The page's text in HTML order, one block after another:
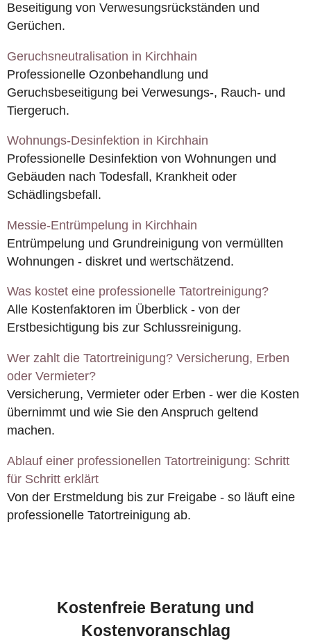
Beseitigung von Verwesungsrückständen und
Gerüchen.
Geruchsneutralisation in Kirchhain
Professionelle Ozonbehandlung und
Geruchsbeseitigung bei Verwesungs-, Rauch- und
Tiergeruch.
Wohnungs-Desinfektion in Kirchhain
Professionelle Desinfektion von Wohnungen und
Gebäuden nach Todesfall, Krankheit oder
Schädlingsbefall.
Messie-Entrümpelung in Kirchhain
Entrümpelung und Grundreinigung von vermüllten
Wohnungen - diskret und wertschätzend.
Was kostet eine professionelle Tatortreinigung?
Alle Kostenfaktoren im Überblick - von der
Erstbesichtigung bis zur Schlussreinigung.
Wer zahlt die Tatortreinigung? Versicherung, Erben
oder Vermieter?
Versicherung, Vermieter oder Erben - wer die Kosten
übernimmt und wie Sie den Anspruch geltend
machen.
Ablauf einer professionellen Tatortreinigung: Schritt
für Schritt erklärt
Von der Erstmeldung bis zur Freigabe - so läuft eine
professionelle Tatortreinigung ab.
Kostenfreie Beratung und
Kostenvoranschlag